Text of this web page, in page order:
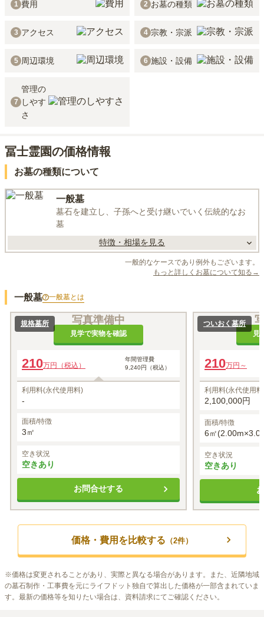
1 費用 2 お墓の種類
3 アクセス 4 宗教・宗派
5 周辺環境 6 施設・設備
7
管理の
しやす
さ
冨士霊園の価格情報
お墓の種類について
一般墓
墓石を建立し、子孫へと受け継いでいく伝統的なお
墓
特徴・相場を見る
一般的なケースであり例外もございます。
もっと詳しくお墓について知る→
一般墓 一般墓とは
写真準備中
見学で実物を確認
規格墓所
210万円（税込）
年間管理費
9,240円（税込）
利用料(永代使用料)
-
面積/特徴
3㎡
空き状況
空きあり
お問合せする
見
ついおく墓所
210万円～
利用料(永代使用
2,100,000円
面積/特徴
6㎡
空き状況
空きあり
価格・費用を比較する （2件）
※価格は変更されることがあり、実際と異なる場合があります。また、近隣地域
の墓石制作・工事費を元にライフドット独自で算出した価格が一部含まれていま
す。最新の価格等を知りたい場合は、資料請求にてご確認ください。